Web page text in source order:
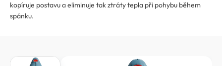
kopíruje postavu a eliminuje tak ztráty tepla při pohybu během
spánku.